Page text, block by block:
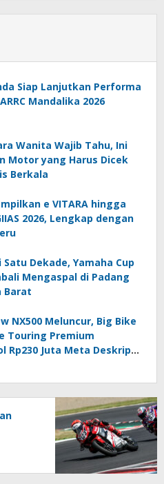
Siap Lanjutkan Performa
Mandalika 2026
Wanita Wajib Tahu, Ini
Motor yang Harus Dicek
Berkala
e VITARA hingga
2026, Lengkap dengan
Satu Dekade, Yamaha Cup
Mengaspal di Padang
Barat
NX500 Meluncur, Big Bike
Touring Premium
Rp230 Juta Meta Deskripsi